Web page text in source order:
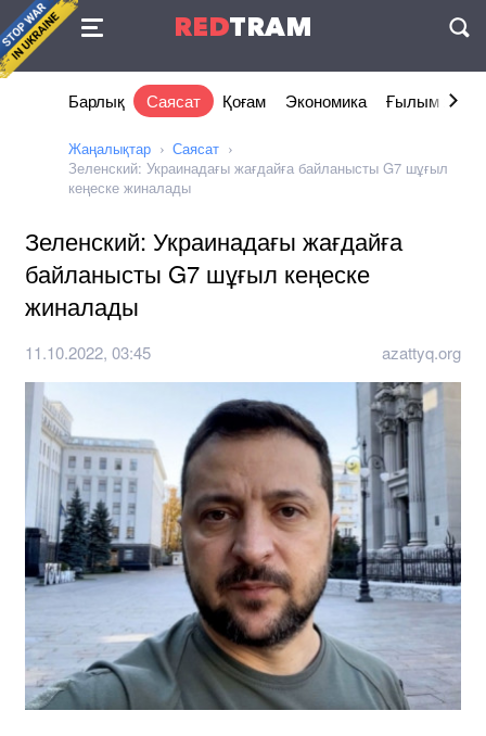
REDTRAM
Келісімі
Барлық Саясат Қоғам Экономика Ғылым және
Жаңалықтар
Саясат
Зеленский: Украинадағы жағдайға байланысты G7 шұғыл
кеңеске жиналады
Зеленский: Украинадағы жағдайға
байланысты G7 шұғыл кеңеске
жиналады
11.10.2022, 03:45 azattyq.org